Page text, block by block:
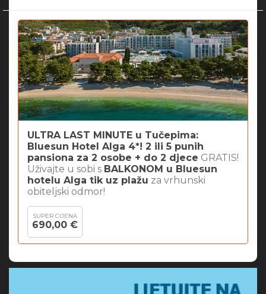
ULTRA LAST MINUTE u Tučepima:
Bluesun Hotel Alga 4*! 2 ili 5 punih
pansiona za 2 osobe + do 2 djece GRATIS!
Uživajte u sobi s BALKONOM u Bluesun
hotelu Alga tik uz plažu za vrhunski
obiteljski odmor!
SUPER CIJENA
690,00 €